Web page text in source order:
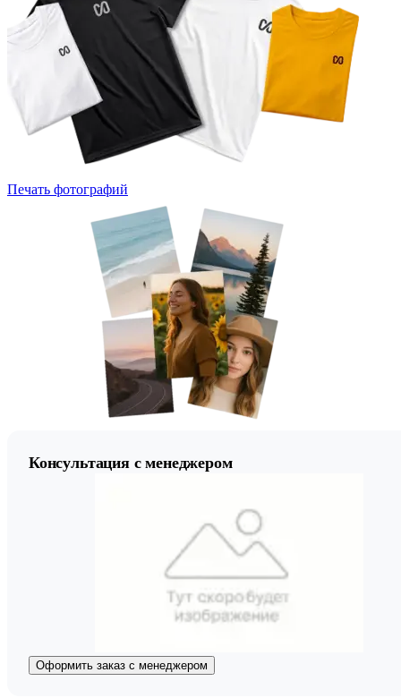
Печать фотографий
Консультация с менеджером
Оформить заказ с менеджером